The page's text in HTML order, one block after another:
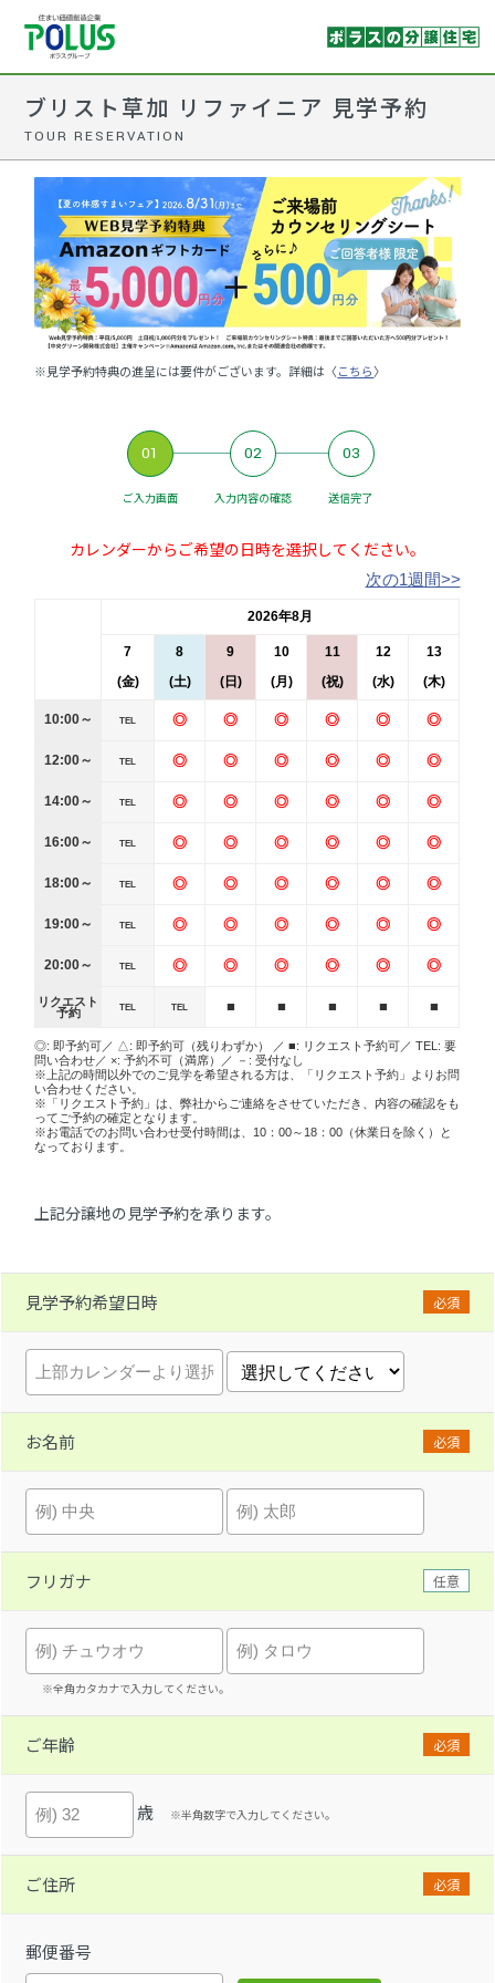
ブリスト草加 リファイニア 見学予約
TOUR RESERVATION
※見学予約特典の進呈には要件がございます。詳細は〈こちら〉
01
ご入力画面
02
入力内容の確認
03
送信完了
カレンダーからご希望の日時を選択してください。
次の1週間>>
2026年8月
7
(金)
8
(土)
9
(日)
10
(月)
11
(祝)
12
(水)
13
(木)
10:00～ TEL ◎ ◎ ◎ ◎ ◎ ◎
12:00～ TEL ◎ ◎ ◎ ◎ ◎ ◎
14:00～ TEL ◎ ◎ ◎ ◎ ◎ ◎
16:00～ TEL ◎ ◎ ◎ ◎ ◎ ◎
18:00～ TEL ◎ ◎ ◎ ◎ ◎ ◎
19:00～ TEL ◎ ◎ ◎ ◎ ◎ ◎
20:00～ TEL ◎ ◎ ◎ ◎ ◎ ◎
リクエスト
予約
TEL TEL ■ ■ ■ ■ ■
◎: 即予約可／ △: 即予約可（残りわずか） ／ ■: リクエスト予約可／ TEL: 要
問い合わせ／ ×: 予約不可（満席）／ －: 受付なし
※上記の時間以外でのご見学を希望される方は、「リクエスト予約」よりお問
い合わせください。
※「リクエスト予約」は、弊社からご連絡をさせていただき、内容の確認をも
ってご予約の確定となります。
※お電話でのお問い合わせ受付時間は、10：00～18：00（休業日を除く）と
なっております。
上記分譲地の見学予約を承ります。
見学予約希望日時 必須
お名前 必須
フリガナ 任意
※全角カタカナで入力してください。
ご年齢 必須
歳 ※半角数字で入力してください。
ご住所 必須
郵便番号